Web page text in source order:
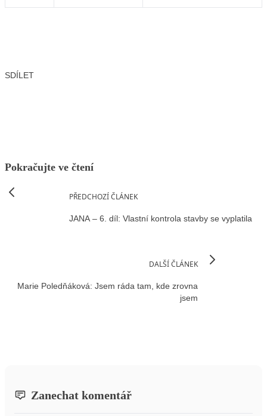
SDÍLET
Pokračujte ve čtení
PŘEDCHOZÍ ČLÁNEK
JANA – 6. díl: Vlastní kontrola stavby se vyplatila
DALŠÍ ČLÁNEK
Marie Poledňáková: Jsem ráda tam, kde zrovna
jsem
Zanechat komentář